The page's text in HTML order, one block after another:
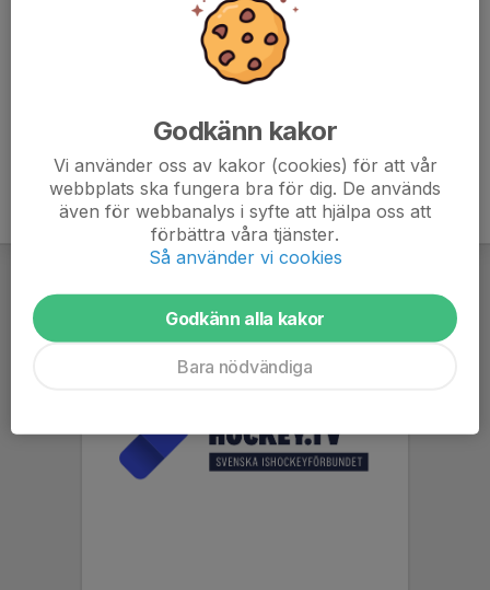
Godkänn kakor
Vi använder oss av kakor (cookies) för att vår
webbplats ska fungera bra för dig. De används
även för webbanalys i syfte att hjälpa oss att
förbättra våra tjänster.
Så använder vi cookies
Godkänn alla kakor
Bara nödvändiga